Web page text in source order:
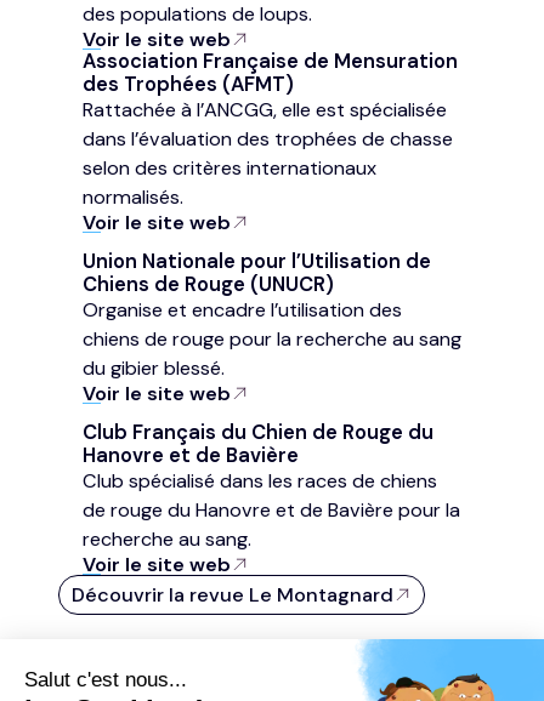
des populations de loups.
Voir le site web
Association Française de Mensuration
des Trophées (AFMT)
Rattachée à l’ANCGG, elle est spécialisée
dans l’évaluation des trophées de chasse
selon des critères internationaux
normalisés.
Voir le site web
Union Nationale pour l’Utilisation de
Chiens de Rouge (UNUCR)
Organise et encadre l’utilisation des
chiens de rouge pour la recherche au sang
du gibier blessé.
Voir le site web
Club Français du Chien de Rouge du
Hanovre et de Bavière
Club spécialisé dans les races de chiens
de rouge du Hanovre et de Bavière pour la
recherche au sang.
Voir le site web
Découvrir la revue Le Montagnard